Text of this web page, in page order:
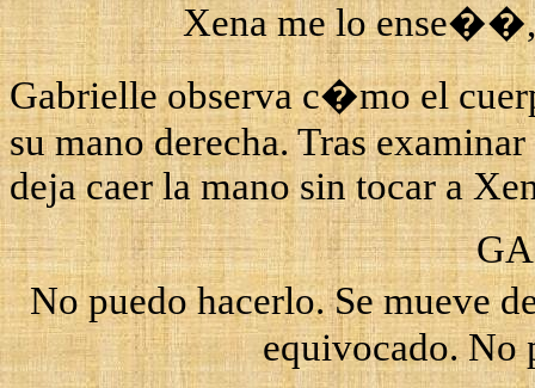
Xename lo ense��,
Gabrielleobserva c�mo el
su mano derecha. Tras
deja caer la mano sin tocar a
No puedo hacerlo. Se mueve
equivocado. No